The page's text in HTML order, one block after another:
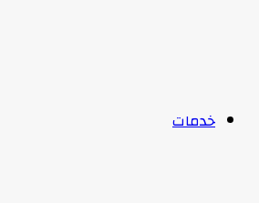
خدمات